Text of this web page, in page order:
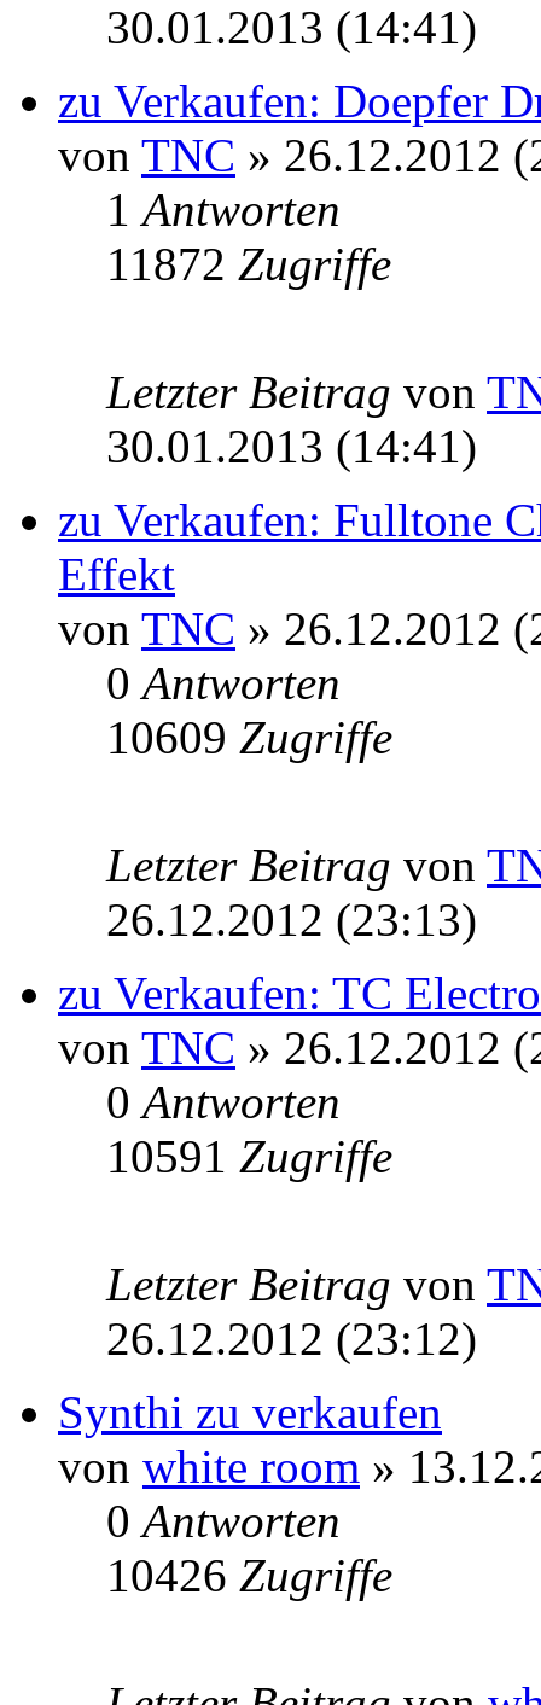
30.01.2013 (14:41)
zu Verkaufen: Doepfer
von TNC » 26.12.2012
1Antworten
11872 Zugriffe
Letzter Beitrag von
30.01.2013 (14:41)
zu Verkaufen: Fulltone
Effekt
von TNC » 26.12.2012
0Antworten
10609 Zugriffe
Letzter Beitrag von
26.12.2012 (23:13)
zu Verkaufen: TC
von TNC » 26.12.2012
0Antworten
10591 Zugriffe
Letzter Beitrag von
26.12.2012 (23:12)
Synthi zu verkaufen
von white room »
0Antworten
10426 Zugriffe